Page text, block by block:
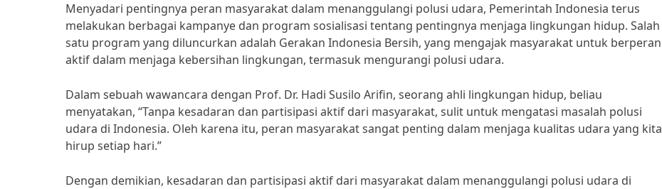
Menyadari pentingnya peran masyarakat dalam menanggulangi polusi udara, Pemerintah Indonesia terus
melakukan berbagai kampanye dan program sosialisasi tentang pentingnya menjaga lingkungan hidup. Salah
satu program yang diluncurkan adalah Gerakan Indonesia Bersih, yang mengajak masyarakat untuk berperan
aktif dalam menjaga kebersihan lingkungan, termasuk mengurangi polusi udara.
Dalam sebuah wawancara dengan Prof. Dr. Hadi Susilo Arifin, seorang ahli lingkungan hidup, beliau
menyatakan, “Tanpa kesadaran dan partisipasi aktif dari masyarakat, sulit untuk mengatasi masalah polusi
udara di Indonesia. Oleh karena itu, peran masyarakat sangat penting dalam menjaga kualitas udara yang kita
hirup setiap hari.”
Dengan demikian, kesadaran dan partisipasi aktif dari masyarakat dalam menanggulangi polusi udara di